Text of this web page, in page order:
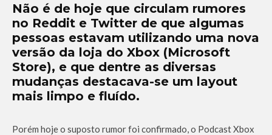
Não é de hoje que circulam rumores
no Reddit e Twitter de que algumas
pessoas estavam utilizando uma nova
versão da loja do Xbox (Microsoft
Store), e que dentre as diversas
mudanças destacava-se um layout
mais limpo e fluído.
Porém hoje o suposto rumor foi confirmado, o Podcast Xbox